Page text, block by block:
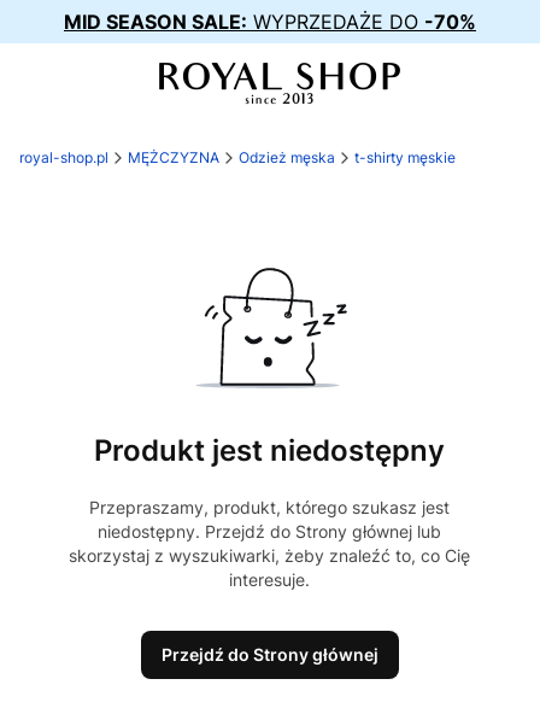
MID SEASON SALE: WYPRZEDAŻE DO -70%
royal-shop.pl MĘŻCZYZNA Odzież męska t-shirty męskie
Produkt jest niedostępny
Przepraszamy, produkt, którego szukasz jest
niedostępny. Przejdź do Strony głównej lub
skorzystaj z wyszukiwarki, żeby znaleźć to, co Cię
interesuje.
Przejdź do Strony głównej